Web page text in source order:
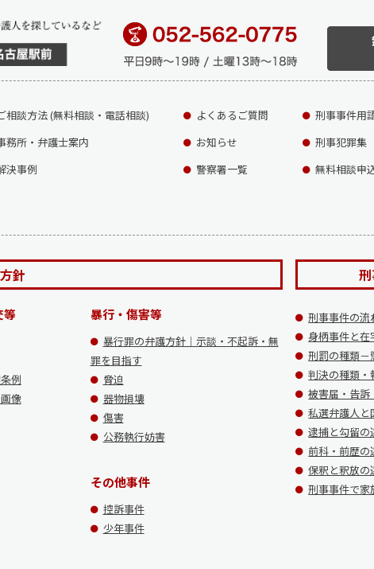
相談方法 (無料相談・電話相談)
務所・弁護士案内
決事例
よくあるご質問
お知らせ
警察署一覧
刑事事件用
刑事犯罪集
無料相談申
針
等
例
像
暴行・傷害等
暴行罪の弁護方針｜示談・不起訴・無
罪を目指す
脅迫
器物損壊
傷害
公務執行妨害
その他事件
控訴事件
少年事件
刑事事件の流
身柄事件と在
刑罰の種類
判決の種類・
被害届・告訴
私選弁護人と
逮捕と勾留の
前科・前歴の
保釈と釈放の
刑事事件で家